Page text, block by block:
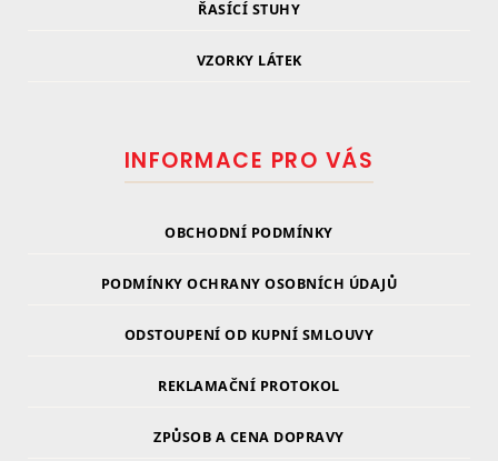
ŘASÍCÍ STUHY
VZORKY LÁTEK
INFORMACE PRO VÁS
OBCHODNÍ PODMÍNKY
PODMÍNKY OCHRANY OSOBNÍCH ÚDAJŮ
ODSTOUPENÍ OD KUPNÍ SMLOUVY
REKLAMAČNÍ PROTOKOL
ZPŮSOB A CENA DOPRAVY